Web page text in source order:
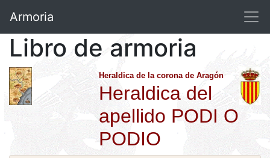
Armoria
Libro de armoria
Heraldica de la corona de Aragón
Heraldica del
apellido PODI O
PODIO